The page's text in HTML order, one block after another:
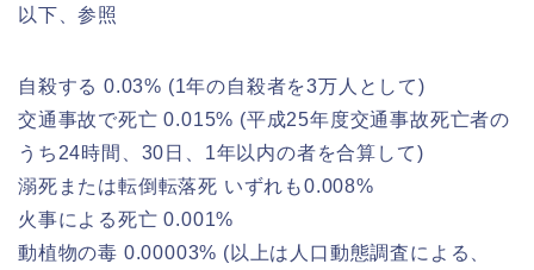
以下、参照
自殺する 0.03% (1年の自殺者を3万人として)
交通事故で死亡 0.015% (平成25年度交通事故死亡者の
うち24時間、30日、1年以内の者を合算して)
溺死または転倒転落死 いずれも0.008%
火事による死亡 0.001%
動植物の毒 0.00003% (以上は人口動態調査による、